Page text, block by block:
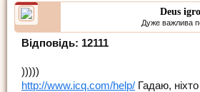
Deus
Дуже важлива
Відповідь: 12111
)))))
http://www.icq.com/help/ Гадаю,